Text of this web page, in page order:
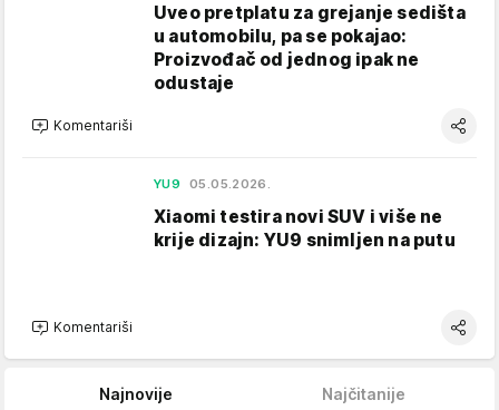
Uveo pretplatu za grejanje sedišta
u automobilu, pa se pokajao:
Proizvođač od jednog ipak ne
odustaje
Komentariši
YU9 05.05.2026.
Xiaomi testira novi SUV i više ne
krije dizajn: YU9 snimljen na putu
Komentariši
Najnovije Najčitanije